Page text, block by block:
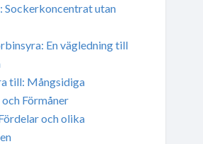
Sockerkoncentrat utan
En vägledning till
till: Mångsidiga
Förmåner
och olika